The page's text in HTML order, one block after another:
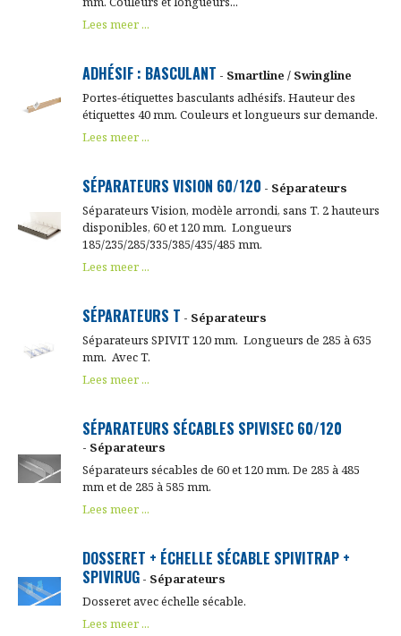
Lees meer ...
ADHÉSIF : BASCULANT - Smartline / Swingline
Portes-étiquettes basculants adhésifs. Hauteur des
étiquettes 40 mm. Couleurs et longueurs sur demande.
Lees meer ...
SÉPARATEURS VISION 60/120 - Séparateurs
Séparateurs Vision, modèle arrondi, sans T. 2 hauteurs
disponibles, 60 et 120 mm. Longueurs
185/235/285/335/385/435/485 mm.
Lees meer ...
SÉPARATEURS T - Séparateurs
Séparateurs SPIVIT 120 mm. Longueurs de 285 à 635
mm. Avec T.
Lees meer ...
SÉPARATEURS SÉCABLES SPIVISEC 60/120
- Séparateurs
Séparateurs sécables de 60 et 120 mm. De 285 à 485
mm et de 285 à 585 mm.
Lees meer ...
DOSSERET + ÉCHELLE SÉCABLE SPIVITRAP +
SPIVIRUG- Séparateurs
Dosseret avec échelle sécable.
Lees meer ...